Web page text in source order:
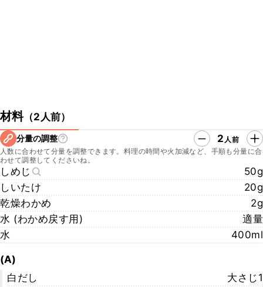
材料（2人前）
分量の調整 2 人前
人数に合わせて分量を調整できます。料理の時間や火加減など、手順も分量に合
わせて調整してくださいね。
しめじ
50g
しいたけ
20g
乾燥わかめ
2g
水 (わかめ戻す用)
適量
水
400ml
(A)
白だし
大さじ1